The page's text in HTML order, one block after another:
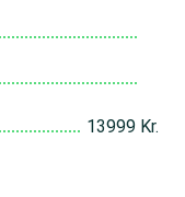
13999 Kr.